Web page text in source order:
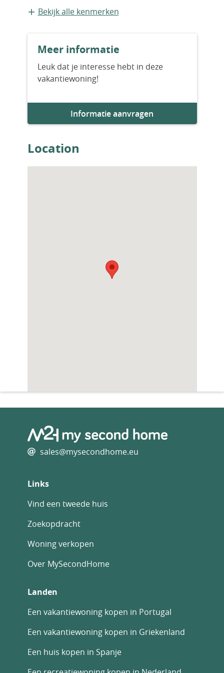
radiatoren. IST-01248
Appartement
Bestaande bouw
Bouwjaar
Aantal slaapkamers
Aantal badkamers
Bekijk alle kenmerken
Meer informatie
Leuk dat je interesse hebt in deze
vakantiewoning!
Informatie aanvragen
Location
sales@mysecondhome.eu
Links
Vind een tweede huis
Zoekopdracht
Woning verkopen
Over MySecondHome
Landen
Een vakantiewoning kopen in Portugal
Een vakantiewoning kopen in Griekenland
Een huis kopen in Spanje